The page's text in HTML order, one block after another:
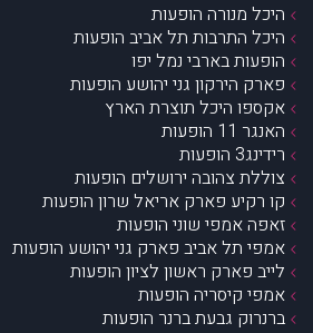
היכל מנורה הופעות
היכל התרבות תל אביב הופעות
הופעות בארבי נמל יפו
פארק הירקון גני יהושע הופעות
אקספו היכל תוצרת הארץ
האנגר 11 הופעות
רידינג3 הופעות
צוללת צהובה ירושלים הופעות
קו רקיע פארק אריאל שרון הופעות
זאפה אמפי שוני הופעות
אמפי תל אביב פארק גני יהושע הופעות
לייב פארק ראשון לציון הופעות
אמפי קיסריה הופעות
ברנרוק גבעת ברנר הופעות